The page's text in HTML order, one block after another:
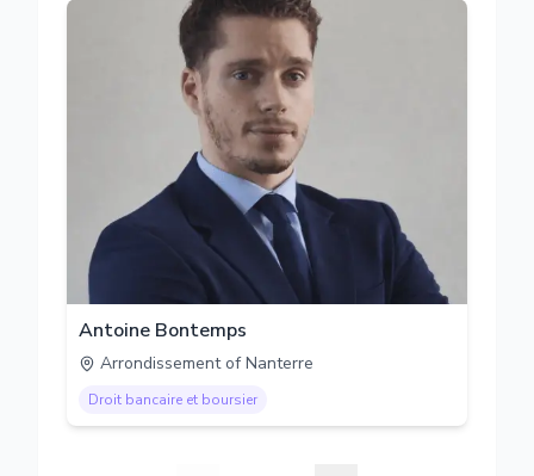
Antoine Bontemps
Arrondissement of Nanterre
Droit bancaire et boursier